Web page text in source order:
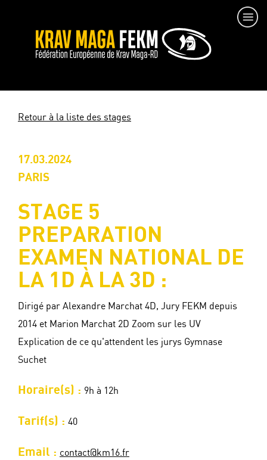
Retour à la liste des stages
17.03.2024
PARIS
STAGE 5
PREPARATION
EXAMEN NATIONAL DE
LA 1D À LA 3D :
Dirigé par Alexandre Marchat 4D, Jury FEKM depuis
2014 et Marion Marchat 2D Zoom sur les UV
Explication de ce qu'attendent les jurys Gymnase
Suchet
Horaire(s) : 9h à 12h
Tarif(s) : 40
Email : contact@km16.fr